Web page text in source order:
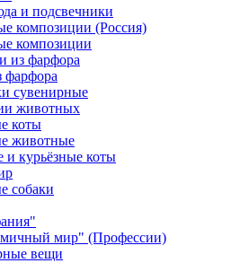
и подсвечники
композиции (Россия)
композиции
из фарфора
фарфора
сувенирные
животных
коты
животные
курьёзные коты
собаки
мир" (Профессии)
вещи